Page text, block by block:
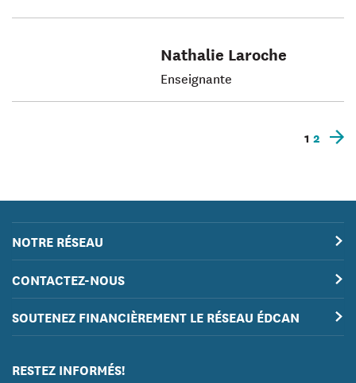
Nathalie Laroche
Enseignante
1 2
NOTRE RÉSEAU
CONTACTEZ-NOUS
SOUTENEZ FINANCIÈREMENT LE RÉSEAU ÉDCAN
RESTEZ INFORMÉS!